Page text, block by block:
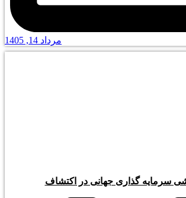
مرداد 14, 1405
سرمایه گذاری جهانی در اکتشاف